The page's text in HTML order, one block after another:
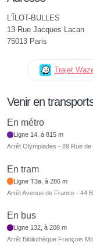
L'ÎLOT-BULLES
13 Rue Jacques Lacan
75013 Paris
Trajet
Venir en
En métro
Ligne 14, à 815 m
Arrêt Olympiades - 89 Rue de
En tram
Ligne T3a, à 286 m
Arrêt Avenue de France - 44
En bus
Ligne 132, à 208 m
Arrêt Bibliothèque François